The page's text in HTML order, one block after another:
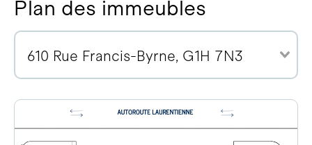
Plan des immeubles
610 Rue Francis-Byrne, G1H 7N3